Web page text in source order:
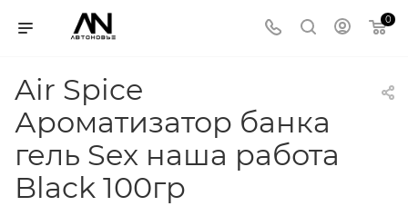
0
Air Spice
Ароматизатор банка
гель Sex наша работа
Black 100гр